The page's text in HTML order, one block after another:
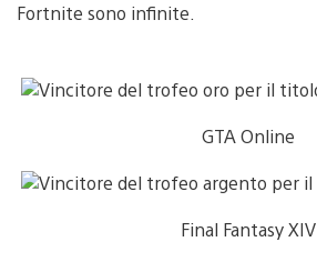
Fortnite sono infinite.
GTA Online
Final Fantasy XIV